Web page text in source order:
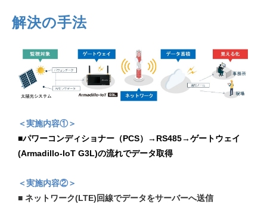
解決の手法
＜実施内容①＞
■パワーコンディショナー（PCS）→RS485→ゲートウェイ
(Armadillo-IoT G3L)の流れでデータ取得
＜実施内容②＞
■ ネットワーク(LTE)回線でデータをサーバーへ送信